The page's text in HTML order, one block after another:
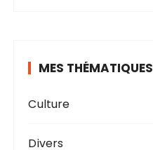
MES THÉMATIQUES
Culture
Divers